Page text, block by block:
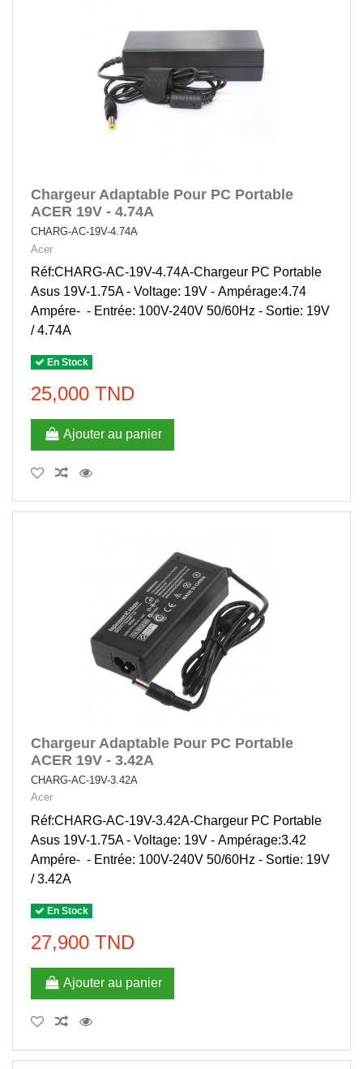
Chargeur Adaptable Pour PC Portable
ACER 19V - 4.74A
CHARG-AC-19V-4.74A
Acer
Réf:CHARG-AC-19V-4.74A-Chargeur PC Portable
Asus 19V-1.75A - Voltage: 19V - Ampérage:4.74
Ampére- - Entrée: 100V-240V 50/60Hz - Sortie: 19V
/ 4.74A
En Stock
25,000 TND
Ajouter au panier
Chargeur Adaptable Pour PC Portable
ACER 19V - 3.42A
CHARG-AC-19V-3.42A
Acer
Réf:CHARG-AC-19V-3.42A-Chargeur PC Portable
Asus 19V-1.75A - Voltage: 19V - Ampérage:3.42
Ampére- - Entrée: 100V-240V 50/60Hz - Sortie: 19V
/ 3.42A
En Stock
27,900 TND
Ajouter au panier